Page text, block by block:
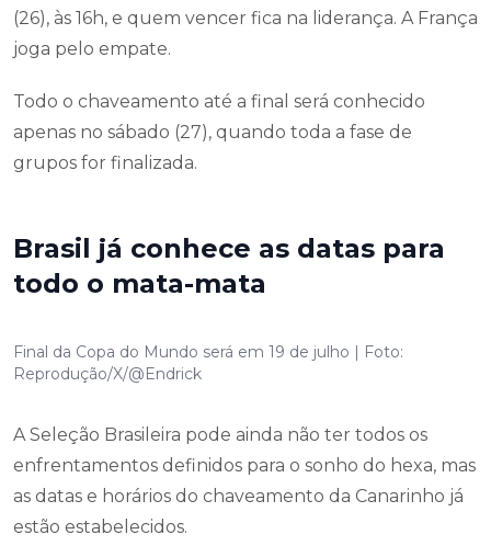
(26), às 16h, e quem vencer fica na liderança. A França
joga pelo empate.
Todo o chaveamento até a final será conhecido
apenas no sábado (27), quando toda a fase de
grupos for finalizada.
Brasil já conhece as datas para
todo o mata-mata
Final da Copa do Mundo será em 19 de julho | Foto:
Reprodução/X/@Endrick
A Seleção Brasileira pode ainda não ter todos os
enfrentamentos definidos para o sonho do hexa, mas
as datas e horários do chaveamento da Canarinho já
estão estabelecidos.